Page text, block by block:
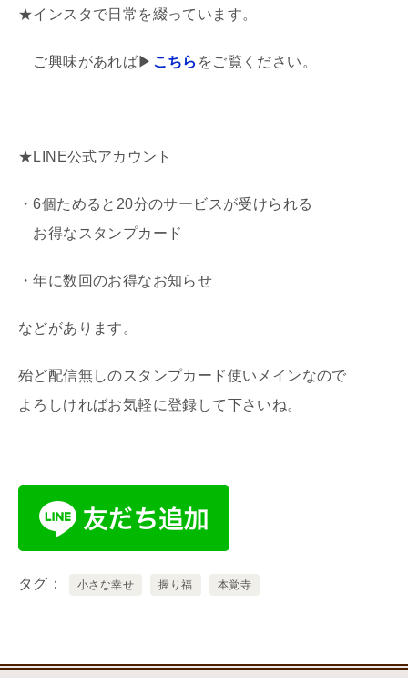
★インスタで日常を綴っています。
ご興味があれば▶ こちら をご覧ください。
★LINE公式アカウント
・6個ためると20分のサービスが受けられる
お得なスタンプカード
・年に数回のお得なお知らせ
などがあります。
殆ど配信無しのスタンプカード使いメインなので
よろしければお気軽に登録して下さいね。
タグ 小さな幸せ 握り福 本覚寺